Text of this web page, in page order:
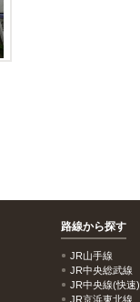
路線から探す
JR山手線
JR中央総武線
JR中央線(快速)
JR京浜東北線